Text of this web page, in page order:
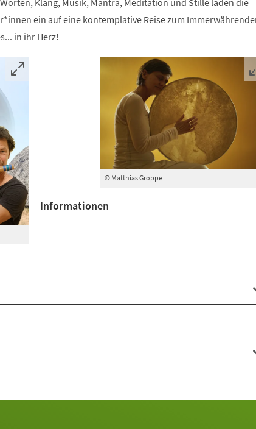
Worten, Klang, Musik, Mantra, Meditation und Stille laden die
ein auf eine kontemplative Reise zum
in ihr Herz!
© Matthias Groppe
Informationen